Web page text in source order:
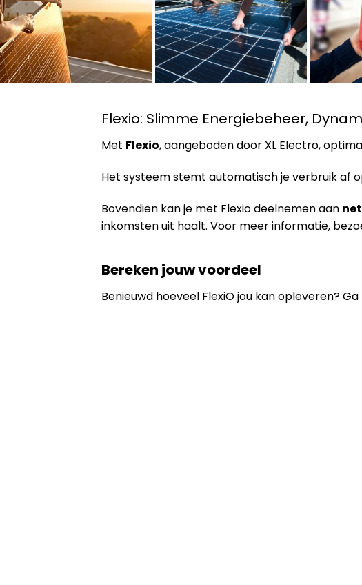
Flexio: Slimme Energiebeheer,
Met Flexio, aangeboden door XL Electro,
Het systeem stemt automatisch je verbruik af
Bovendien kan je met Flexio deelnemen aan
inkomsten uit haalt. Voor meer informatie,
Bereken jouw voordeel
Benieuwd hoeveel FlexiO jou kan opleveren?